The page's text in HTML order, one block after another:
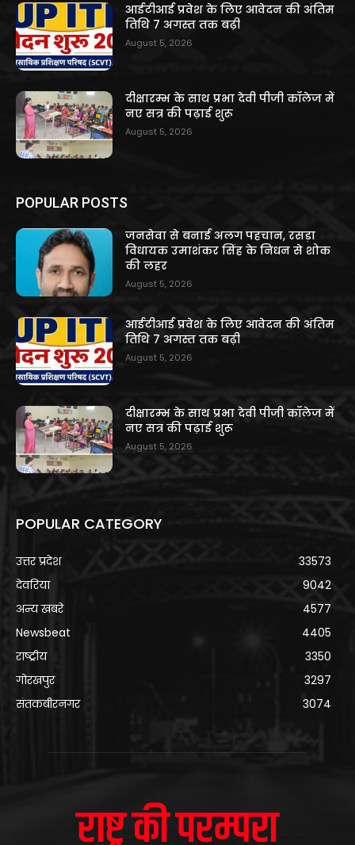
आईटीआई प्रवेश के लिए आवेदन की अंतिम
तिथि 7 अगस्त तक बढ़ी
August 5, 2026
दीक्षारम्भ के साथ प्रभा देवी पीजी कॉलेज में
नए सत्र की पढ़ाई शुरू
August 5, 2026
POPULAR POSTS
जनसेवा से बनाई अलग पहचान, रसड़ा
विधायक उमाशंकर सिंह के निधन से शोक
की लहर
August 5, 2026
आईटीआई प्रवेश के लिए आवेदन की अंतिम
तिथि 7 अगस्त तक बढ़ी
August 5, 2026
दीक्षारम्भ के साथ प्रभा देवी पीजी कॉलेज में
नए सत्र की पढ़ाई शुरू
August 5, 2026
POPULAR CATEGORY
उत्तर प्रदेश
33573
देवरिया
9042
अन्य खबरे
4577
Newsbeat
4405
राष्ट्रीय
3350
गोरखपुर
3297
संतकबीरनगर
3074